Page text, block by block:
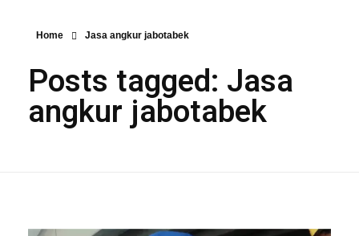
Home Jasa angkur jabotabek
Posts tagged: Jasa
angkur jabotabek